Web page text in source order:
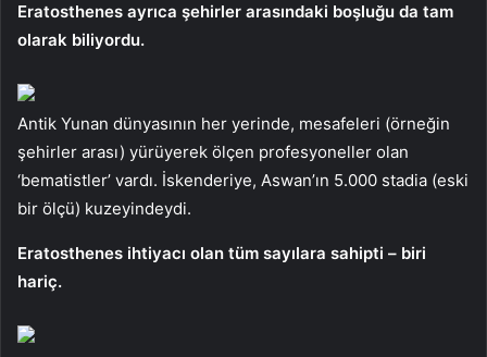
Eratosthenes ayrıca şehirler arasındaki boşluğu da tam
olarak biliyordu.
Antik Yunan dünyasının her yerinde, mesafeleri (örneğin
şehirler arası) yürüyerek ölçen profesyoneller olan
‘bematistler’ vardı. İskenderiye, Aswan’ın 5.000 stadia (eski
bir ölçü) kuzeyindeydi.
Eratosthenes ihtiyacı olan tüm sayılara sahipti – biri
hariç.